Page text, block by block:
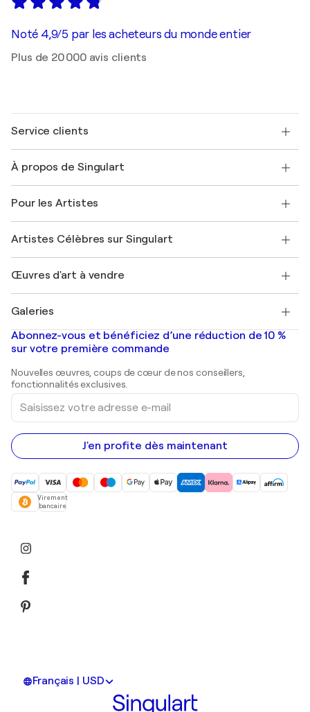
Noté 4,9/5 par les acheteurs du monde entier
Plus de 20 000 avis clients
Service clients
Expédition
Offrir une carte cadeau
Rejoignez notre programme commercial
Mon compte
+33 1 76 44 06 42
À propos de Singulart
FAQ
Magazine Singulart
Emplois
Découvrez une sélection d'art original
Pour les Artistes
Se connecter en tant qu'Artiste
Artistes Célèbres sur Singulart
Marc Chagall
Banksy
Mr. Brainwash
Shepard Fairey
Œuvres d'art à vendre
Tableaux abstraits à vendre
Peintures de paysage
Estampes
Peintures acryliques
Galeries
Galeries d'art en France
Galeries d'art en Belgique
Abonnez-vous et bénéficiez d’une réduction de 10 %
sur votre première commande
Nouvelles œuvres, coups de cœur de nos conseillers,
fonctionnalités exclusives.
Saisissez
votre
adresse
e-
mail
J'en profite dès maintenant
Virement
bancaire
Français | USD